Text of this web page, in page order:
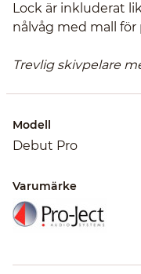
Lock är inkluderat
nålvåg med mall
Trevlig skivpelare
Modell
Debut Pro
Varumärke